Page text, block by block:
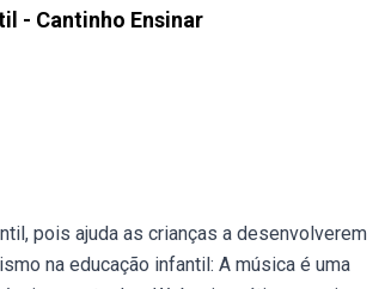
- Cantinho Ensinar
pois ajuda as crianças a desenvolverem
na educação infantil: A música é uma